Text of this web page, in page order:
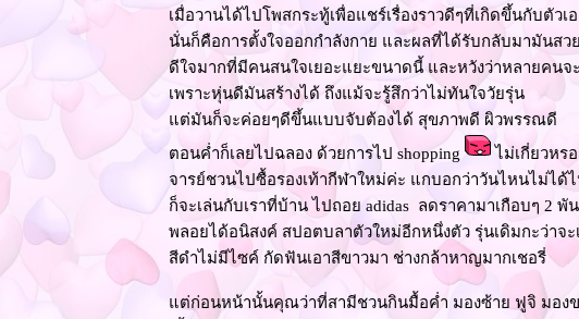
เมื่อวานได้ไปโพสกระทู้เพื่อแชร์เรื่องราวดีๆที่เกิดขึ้นกับตัวเอ
นั่นก็คือการตั้งใจออกกำลังกาย และผลที่ได้รับกลับมามันสว
ดีใจมากที่มีคนสนใจเยอะแยะขนาดนี้ และหวังว่าหลายคนจ
เพราะหุ่นดีมันสร้างได้ ถึงแม้จะรู้สึกว่าไม่ทันใจวัยรุ่น
ต่มันก็จะค่อยๆดีขึ้นแบบจับต้องได้ สุขภาพดี ผิวพรรณดี
ตอนค่ำก็เลยไปฉลอง ด้วยการไป shopping
ไม่เกี่ยวหร
จารย์ชวนไปซื้อรองเท้ากีฬาใหม่ค่ะ แกบอกว่าวันไหนไม่ได้
ก็จะเล่นกับเราที่บ้าน ไปถอย adidas ลดราคามาเกือบๆ 2 พั
พลอยได้อนิสงค์ สปอตบลาตัวใหม่อีกหนึ่งตัว รุ่นเดิมกะว่าจะ
สีดำไม่มีไซค์ กัดฟันเอาสีขาวมา ช่างกล้าหาญมากเชอรี่
ต่ก่อนหน้านั้นคุณว่าที่สามีชวนกินมื้อค่ำ มองซ้าย ฟูจิ มองข